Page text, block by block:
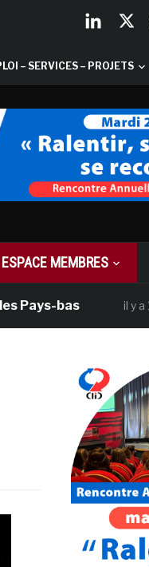
– SERVICES – PROJETS
ESPACE MEMBRES
bas il y a 1 mois